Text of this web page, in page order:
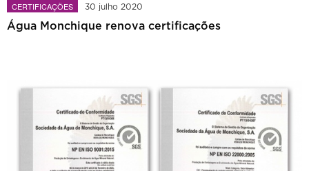
CERTIFICAÇÕES 30 julho 2020
Água Monchique renova certificações